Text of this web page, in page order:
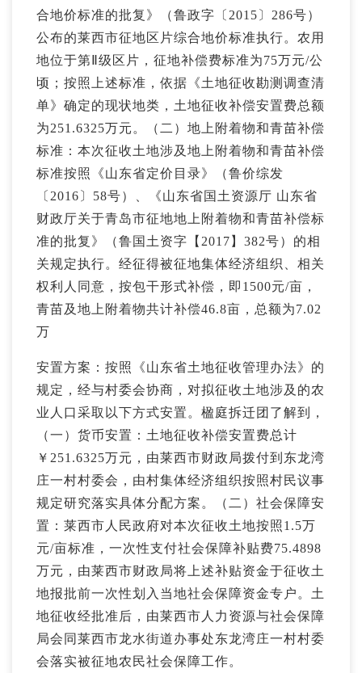
合地价标准的批复》（鲁政字〔2015〕286号）
公布的莱西市征地区片综合地价标准执行。农用
地位于第Ⅱ级区片，征地补偿费标准为75万元/公
顷；按照上述标准，依据《土地征收勘测调查清
单》确定的现状地类，土地征收补偿安置费总额
为251.6325万元。（二）地上附着物和青苗补偿
标准：本次征收土地涉及地上附着物和青苗补偿
标准按照《山东省定价目录》（鲁价综发
〔2016〕58号）、《山东省国土资源厅 山东省
财政厅关于青岛市征地地上附着物和青苗补偿标
准的批复》（鲁国土资字【2017】382号）的相
关规定执行。经征得被征地集体经济组织、相关
权利人同意，按包干形式补偿，即1500元/亩，
青苗及地上附着物共计补偿46.8亩，总额为7.02
万
安置方案：按照《山东省土地征收管理办法》的
规定，经与村委会协商，对拟征收土地涉及的农
业人口采取以下方式安置。楹庭拆迁团了解到，
（一）货币安置：土地征收补偿安置费总计
￥251.6325万元，由莱西市财政局拨付到东龙湾
庄一村村委会，由村集体经济组织按照村民议事
规定研究落实具体分配方案。（二）社会保障安
置：莱西市人民政府对本次征收土地按照1.5万
元/亩标准，一次性支付社会保障补贴费75.4898
万元，由莱西市财政局将上述补贴资金于征收土
地报批前一次性划入当地社会保障资金专户。土
地征收经批准后，由莱西市人力资源与社会保障
局会同莱西市龙水街道办事处东龙湾庄一村村委
会落实被征地农民社会保障工作。